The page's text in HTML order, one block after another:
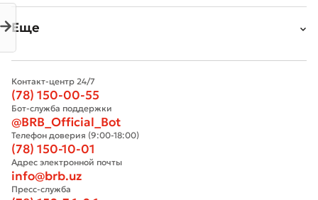
Плохо
* Все поля обязательны для заполнения
Еще
Контакт-центр 24/7
(78) 150-00-55
Бот-служба поддержки
@BRB_Official_Bot
Телефон доверия (9:00-18:00)
(78) 150-10-01
Адрес электронной почты
info@brb.uz
Пресс-служба